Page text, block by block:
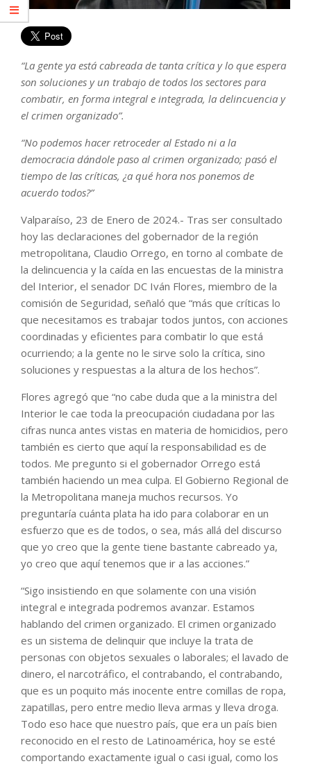
“La gente ya está cabreada de tanta crítica y lo que espera
son soluciones y un trabajo de todos los sectores para
combatir, en forma integral e integrada, la delincuencia y
el crimen organizado”.
“No podemos hacer retroceder al Estado ni a la
democracia dándole paso al crimen organizado; pasó el
tiempo de las críticas, ¿a qué hora nos ponemos de
acuerdo todos?”
Valparaíso, 23 de Enero de 2024.- Tras ser consultado
hoy las declaraciones del gobernador de la región
metropolitana, Claudio Orrego, en torno al combate de
la delincuencia y la caída en las encuestas de la ministra
del Interior, el senador DC Iván Flores, miembro de la
comisión de Seguridad, señaló que “más que críticas lo
que necesitamos es trabajar todos juntos, con acciones
coordinadas y eficientes para combatir lo que está
ocurriendo; a la gente no le sirve solo la crítica, sino
soluciones y respuestas a la altura de los hechos”.
Flores agregó que “no cabe duda que a la ministra del
Interior le cae toda la preocupación ciudadana por las
cifras nunca antes vistas en materia de homicidios, pero
también es cierto que aquí la responsabilidad es de
todos. Me pregunto si el gobernador Orrego está
también haciendo un mea culpa. El Gobierno Regional de
la Metropolitana maneja muchos recursos. Yo
preguntaría cuánta plata ha ido para colaborar en un
esfuerzo que es de todos, o sea, más allá del discurso
que yo creo que la gente tiene bastante cabreado ya,
yo creo que aquí tenemos que ir a las acciones.”
“Sigo insistiendo en que solamente con una visión
integral e integrada podremos avanzar. Estamos
hablando del crimen organizado. El crimen organizado
es un sistema de delinquir que incluye la trata de
personas con objetos sexuales o laborales; el lavado de
dinero, el narcotráfico, el contrabando, el contrabando,
que es un poquito más inocente entre comillas de ropa,
zapatillas, pero entre medio lleva armas y lleva droga.
Todo eso hace que nuestro país, que era un país bien
reconocido en el resto de Latinoamérica, hoy se esté
comportando exactamente igual o casi igual, como los